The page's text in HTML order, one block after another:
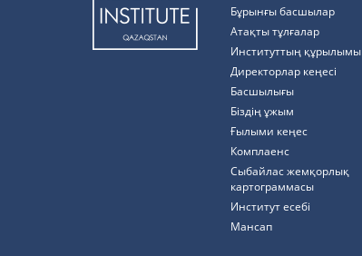
Бұрынғы басшылар
Атақты тұлғалар
Институттың құрылымы
Директорлар кеңесі
Басшылығы
Біздің ұжым
Ғылыми кеңес
Комплаенс
Cыбайлас жемқорлық
картограммасы
Институт есебі
Мансап